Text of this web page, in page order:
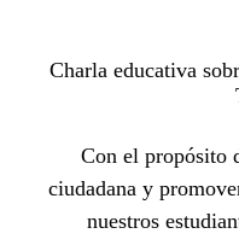
Charla educativa
Con el propósito
ciudadana y
nuestros